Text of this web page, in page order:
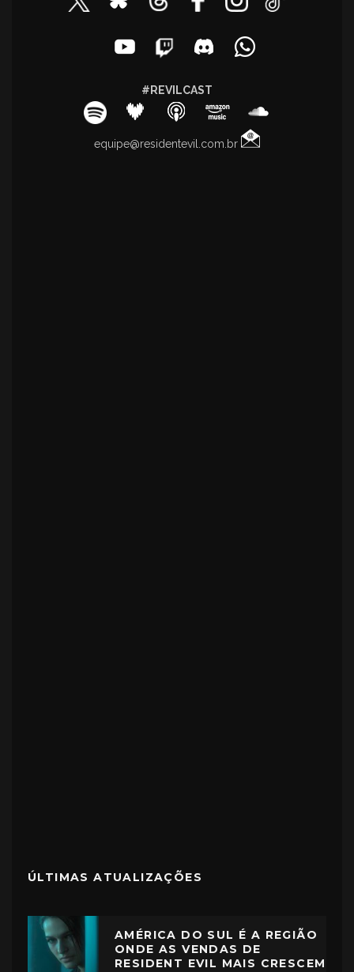
#REVILCAST
equipe@residentevil.com.br
ÚLTIMAS ATUALIZAÇÕES
AMÉRICA DO SUL É A REGIÃO
ONDE AS VENDAS DE
RESIDENT EVIL MAIS CRESCEM